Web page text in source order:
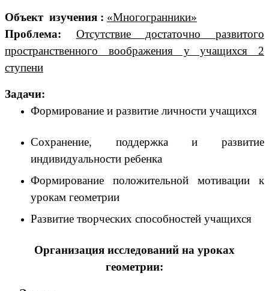
Объект изучения : «Многогранники»
Проблема:
Отсутствие достаточно развитого
пространственного воображения у учащихся 2
ступени
Задачи:
Формирование и развитие личности учащихся
Сохранение, поддержка и развитие
индивидуальности ребенка
Формирование положительной мотивации к
урокам геометрии
Развитие творческих способностей учащихся
Организация исследований на уроках
геометрии: